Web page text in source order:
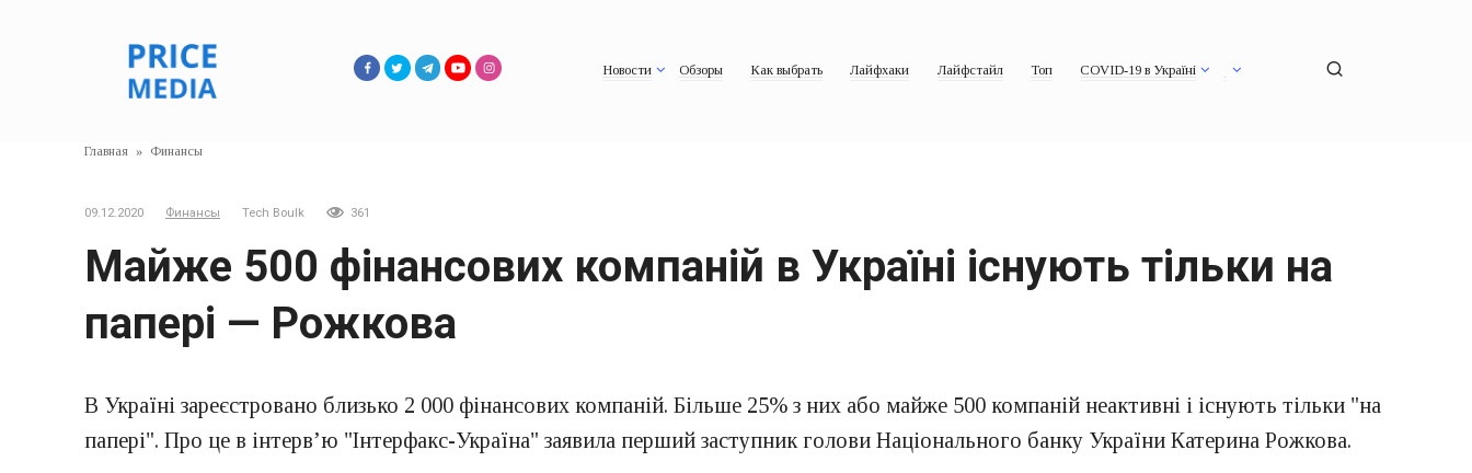
Новости Обзоры Как выбрать Лайфхаки Лайфстайл Топ COVID-19 в Україні
Главная » Финансы
09.12.2020 Финансы Tech Boulk 361
Майже 500 фінансових компаній в Україні існують тільки на
папері — Рожкова
В Україні зареєстровано близько 2 000 фінансових компаній. Більше 25% з них або майже 500 компаній неактивні і існують тільки "на
папері". Про це в інтерв’ю "Інтерфакс-Україна" заявила перший заступник голови Національного банку України Катерина Рожкова.